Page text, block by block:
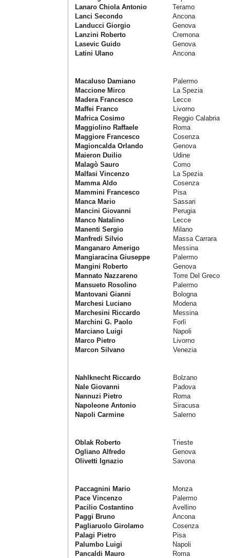
Lanaro Chiola Antonio
Teramo
Lanci Secondo
Ancona
Landucci Giorgio
Genova
Lanzini Roberto
Cremona
Lasevic Guido
Genova
Latini Ulano
Ancona
Macaluso Damiano
Palermo
Maccione Mirco
La Spezia
Madera Francesco
Lecce
Maffei Franco
Livorno
Mafrica Cosimo
Reggio Calabria
Maggiolino Raffaele
Roma
Maggiore Francesco
Cosenza
Magioncalda Orlando
Genova
Maieron Duilio
Udine
Malagò Sauro
Como
Malfasi Vincenzo
La Spezia
Mamma Aldo
Cosenza
Mammini Francesco
Pisa
Manca Mario
Sassari
Mancini Giovanni
Perugia
Manco Natalino
Lecce
Manenti Sergio
Milano
Manfredi Silvio
Massa Carrara
Manganaro Amerigo
Messina
Mangiaracina Giuseppe
Palermo
Mangini Roberto
Genova
Mannato Nazzareno
Torre Del Greco
Mansueto Rosolino
Palermo
Mantovani Gianni
Bologna
Marchesi Luciano
Modena
Marchesini Riccardo
Messina
Marchini G. Paolo
Forlì
Marciano Luigi
Napoli
Marco Pietro
Livorno
Marcon Silvano
Venezia
Nahlknecht Riccardo
Bolzano
Nale Giovanni
Padova
Nannuzi Pietro
Roma
Napoleone Antonio
Siracusa
Napoli Carmine
Salerno
Oblak Roberto
Trieste
Ogliano Alfredo
Genova
Olivetti Ignazio
Savona
Paccagnini Mario
Monza
Pace Vincenzo
Palermo
Pacilio Costantino
Avellino
Paggi Bruno
Ancona
Pagliaruolo Girolamo
Cosenza
Palagi Pietro
Pisa
Palumbo Luigi
Napoli
Pancaldi Mauro
Roma